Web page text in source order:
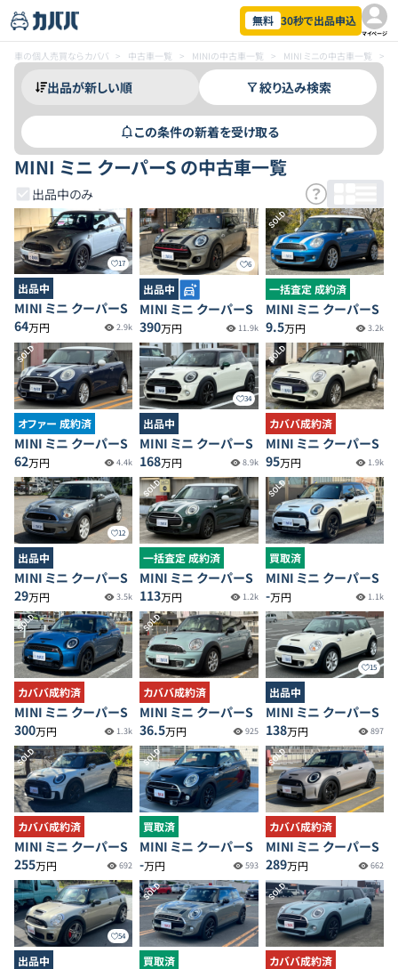
無料 30秒で出品申込
マイページ
車の個人売買ならカババ > 中古車一覧 > MINIの中古車一覧 > MINI ミニの中古車一覧 >
絞り込み検索
この条件の新着を受け取る
MINI ミニ クーパーS の中古車一覧
出品中のみ
17
出品中
MINI ミニ クーパーS
64万円 2.9k
6
出品中
MINI ミニ クーパーS
390万円 11.9k
SOLD
一括査定 成約済
MINI ミニ クーパーS
9.5万円 3.2k
SOLD
オファー 成約済
MINI ミニ クーパーS
62万円 4.4k
34
出品中
MINI ミニ クーパーS
168万円 8.9k
SOLD
カババ成約済
MINI ミニ クーパーS
95万円 1.9k
12
出品中
MINI ミニ クーパーS
29万円 3.5k
SOLD
一括査定 成約済
MINI ミニ クーパーS
113万円 1.2k
SOLD
買取済
MINI ミニ クーパーS
-万円 1.1k
SOLD
カババ成約済
MINI ミニ クーパーS
300万円 1.3k
SOLD
カババ成約済
MINI ミニ クーパーS
36.5万円 925
15
出品中
MINI ミニ クーパーS
138万円 897
SOLD
カババ成約済
MINI ミニ クーパーS
255万円 692
SOLD
買取済
MINI ミニ クーパーS
-万円 593
SOLD
カババ成約済
MINI ミニ クーパーS
289万円 662
54
出品中
SOLD
買取済
SOLD
カババ成約済